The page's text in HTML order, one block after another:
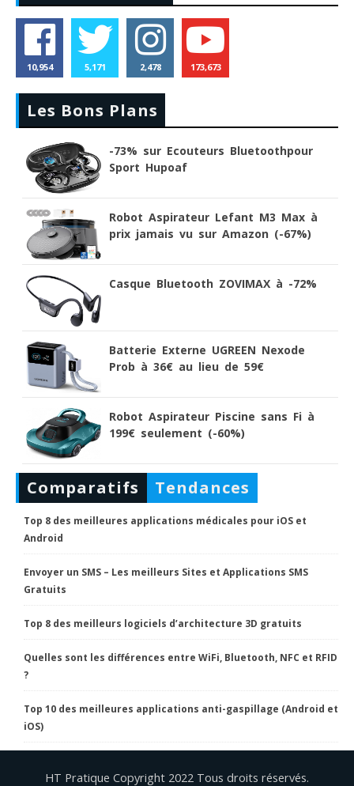
10,954 5,171 2,478 173,673
Les Bons Plans
-73% sur Ecouteurs Bluetoothpour
Sport Hupoaf
Robot Aspirateur Lefant M3 Max à
prix jamais vu sur Amazon (-67%)
Casque Bluetooth ZOVIMAX à -72%
Batterie Externe UGREEN Nexode
Prob à 36€ au lieu de 59€
Robot Aspirateur Piscine sans Fi à
199€ seulement (-60%)
Comparatifs Tendances
Top 8 des meilleures applications médicales pour iOS et
Android
Envoyer un SMS – Les meilleurs Sites et Applications SMS
Gratuits
Top 8 des meilleurs logiciels d’architecture 3D gratuits
Quelles sont les différences entre WiFi, Bluetooth, NFC et RFID
?
Top 10 des meilleures applications anti-gaspillage (Android et
iOS)
HT Pratique Copyright 2022 Tous droits réservés.